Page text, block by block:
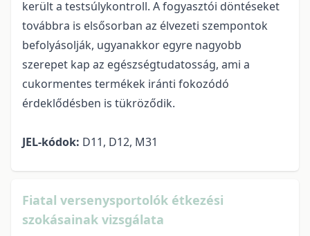
került a testsúlykontroll. A fogyasztói döntéseket
továbbra is elsősorban az élvezeti szempontok
befolyásolják, ugyanakkor egyre nagyobb
szerepet kap az egészségtudatosság, ami a
cukormentes termékek iránti fokozódó
érdeklődésben is tükröződik.
JEL-kódok: D11, D12, M31
Fiatal versenysportolók étkezési
szokásainak vizsgálata